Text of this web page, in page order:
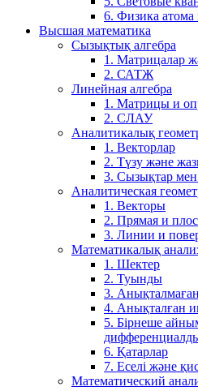
6. Физика атома
Высшая математика
Сызықтық алгебра
1. Матрицалар
2. САТЖ
Линейная алгебра
1. Матрицы и
2. СЛАУ
Аналитикалық
1. Векторлар
2. Түзу және
3. Сызықтар мен
Аналитическая
1. Векторы
2. Прямая и
3. Линии и
Математикалық
1. Шектер
2. Туынды
3.
4. Анықталған
5. Бірнеше
6. Қатарлар
7. Еселі және
Математический